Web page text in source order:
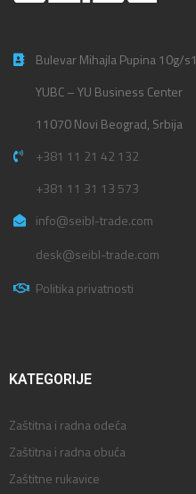
Bulevar Mihajla Pupina 10g/s1
YUBC – YU Business Center
11070 Novi Beograd, Srbija
+381 11 21 42 132
+381 11 31 13 573
info@seibl-trade.com
desk@seibl-trade.com
Politika privatnosti
KATEGORIJE
Zaštitna i radna odeća
Zaštitna i radna obuća
Zaštitne rukavice